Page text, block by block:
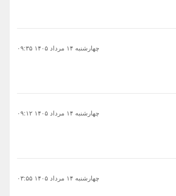
چهارشنبه ۱۴ مرداد ۱۴۰۵ ۰۹:۳۵
چهارشنبه ۱۴ مرداد ۱۴۰۵ ۰۹:۱۲
چهارشنبه ۱۴ مرداد ۱۴۰۵ ۰۳:۵۵